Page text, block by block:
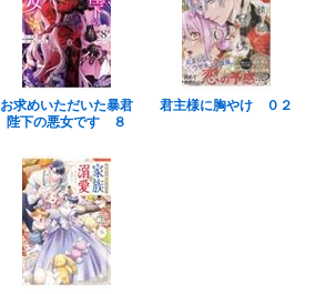
お求めいただいた暴君
陛下の悪女です ８
君主様に胸やけ ０２